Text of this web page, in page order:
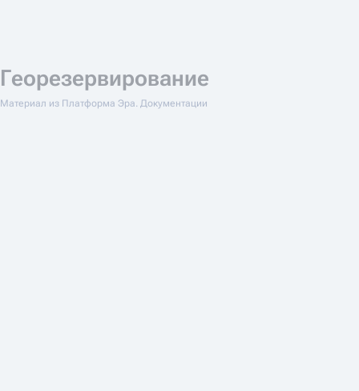
Георезервирование
Материал из Платформа Эра. Документации